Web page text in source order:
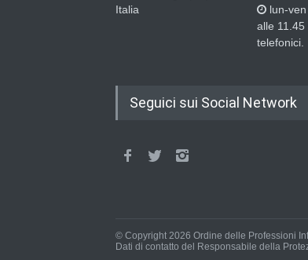
Italia
lun-
alle
telefonici.
Seguici sui Social Network
© Copyright 2026 Ordine delle Professioni
Dati di contatto del Responsabile della